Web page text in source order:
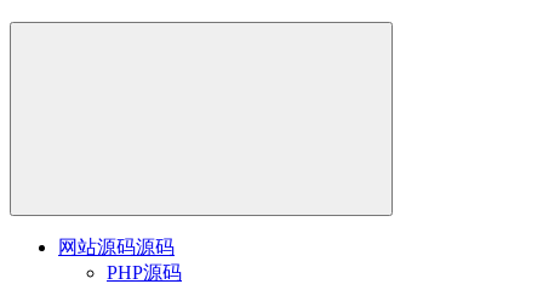
网站源码源码
PHP源码